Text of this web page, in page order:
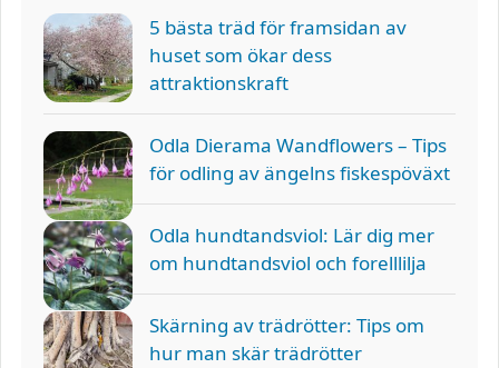
5 bästa träd för framsidan av
huset som ökar dess
attraktionskraft
Odla Dierama Wandflowers – Tips
för odling av ängelns fiskespöväxt
Odla hundtandsviol: Lär dig mer
om hundtandsviol och forelllilja
Skärning av trädrötter: Tips om
hur man skär trädrötter